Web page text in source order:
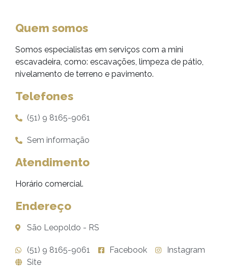
Quem somos
Somos especialistas em serviços com a mini
escavadeira, como: escavações, limpeza de pátio,
nivelamento de terreno e pavimento.
Telefones
(51) 9 8165-9061
Sem informação
Atendimento
Horário comercial.
Endereço
São Leopoldo - RS
(51) 9 8165-9061 Facebook
Instagram
Site